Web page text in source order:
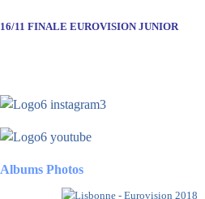
16/11 FINALE EUROVISION JUNIOR
Albums Photos